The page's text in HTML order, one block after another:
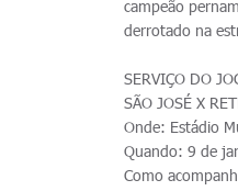
campeão
derrotado na
SERVIÇO DO
SÃO JOSÉ X
Onde: Estádio
Quando: 9 de
Como